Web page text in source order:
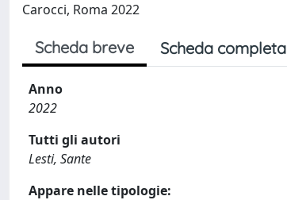
Carocci, Roma 2022
Scheda breve Scheda completa
Anno
2022
Tutti gli autori
Lesti, Sante
Appare nelle tipologie: